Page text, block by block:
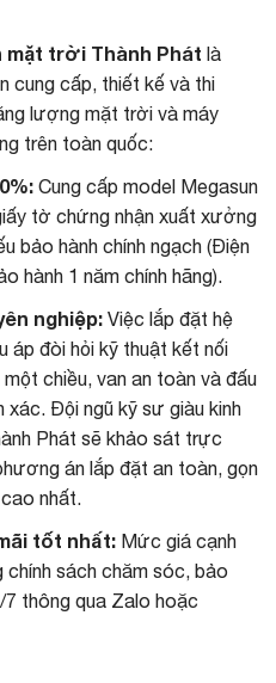
mặt trời Thành Phát là
cung cấp, thiết kế và thi
lượng mặt trời và máy
trên toàn quốc:
Cung cấp model Megasun
tờ chứng nhận xuất xưởng
bảo hành chính ngạch (Điện
hành 1 năm chính hãng).
nghiệp:Việc lắp đặt hệ
áp đòi hỏi kỹ thuật kết nối
chiều, van an toàn và đấu
xác. Đội ngũ kỹ sư giàu kinh
Phát sẽ khảo sát trực
án lắp đặt an toàn, gọn
nhất.
tốt nhất:Mức giá cạnh
sách chăm sóc, bảo
thông qua Zalo hoặc